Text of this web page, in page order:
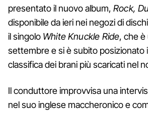
presentato il nuovo album, Rock,
disponibile da ieri nei negozi di
il singolo White Knuckle Ride, che è
settembre e si è subito posizionato
classifica dei brani più scaricati nel
Il conduttore improvvisa una
nel suo inglese maccheronico e